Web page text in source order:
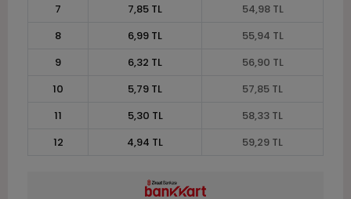
7
7,85 TL
54,98 TL
8
6,99 TL
55,94 TL
9
6,32 TL
56,90 TL
10
5,79 TL
57,85 TL
11
5,30 TL
58,33 TL
12
4,94 TL 59,29 TL